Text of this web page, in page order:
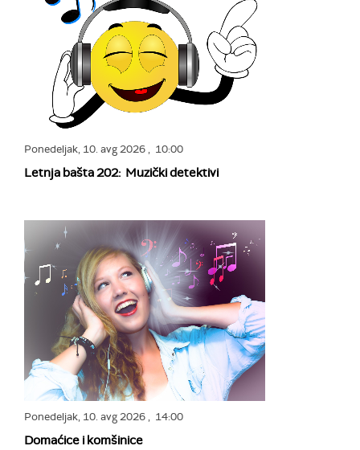
Ponedeljak, 10. avg 2026, 10:00
Letnja bašta 202: Muzički detektivi
Ponedeljak, 10. avg 2026, 14:00
Domaćice i komšinice